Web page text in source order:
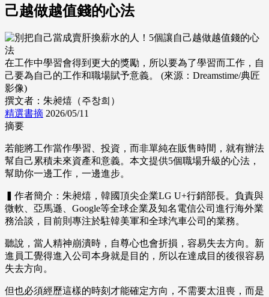
己越做越值錢的心法
在工作中學習會得到更大的獎勵，所以要為了學習而工作，自
己要為自己的工作和職場賦予意義。 (來源：Dreamstime/典匠
影像)
撰文者：朱昶熺（주창희）
精選書摘 2026/05/11
摘要
若能將工作當作學習、投資，而非單純在販售時間，就有辦法
幫自己累積未來資產和意義。本文提供5個職場升級的心法，
幫助你一邊工作，一邊進步。
▍作者簡介：朱昶熺，韓國頂尖企業LG U+行銷部長。負責與
微軟、亞馬遜、Google等全球企業及知名電信公司進行海外業
務洽談，目前則專注於駐韓美軍和全球汽車公司的業務。
聽說，當人精神崩潰時，自尊心也會折損，容易失去方向。新
進員工覺得進入公司本身就是目的，所以在達成目的後很容易
失去方向。
但也必須經歷這樣的時刻才能確定方向，不需要太沮喪，而是